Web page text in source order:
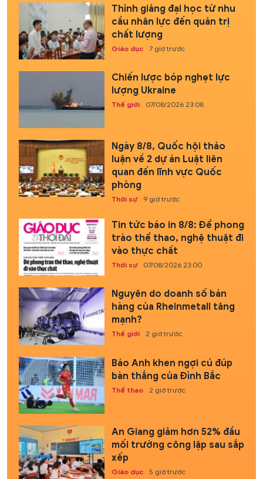
Thỉnh giảng đại học từ nhu
cầu nhân lực đến quản trị
chất lượng
Giáo dục 7 giờ trước
Chiến lược bóp nghẹt lực
lượng Ukraine
Thế giới 07/08/2026 23:08
Ngày 8/8, Quốc hội thảo
luận về 2 dự án Luật liên
quan đến lĩnh vực Quốc
phòng
Thời sự 9 giờ trước
Tin tức báo in 8/8: Để phong
trào thể thao, nghệ thuật đi
vào thực chất
Thời sự 07/08/2026 23:00
Nguyên do doanh số bán
hàng của Rheinmetall tăng
mạnh?
Thế giới 2 giờ trước
Báo Anh khen ngợi cú đúp
bàn thắng của Đình Bắc
Thể thao 2 giờ trước
An Giang giảm hơn 52% đầu
mối trường công lập sau sắp
xếp
Giáo dục 5 giờ trước